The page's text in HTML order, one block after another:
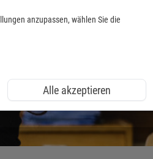
anzupassen, wählen Sie die
Alle akzeptieren